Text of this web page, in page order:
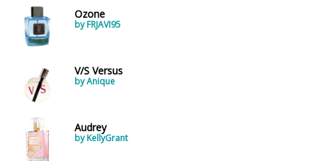
Ozone
by FRJAVI95
V/S Versus
by Anique
Audrey
by KellyGrant